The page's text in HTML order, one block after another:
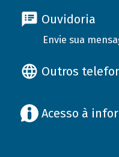
Ouvidoria
Envie sua
Outros
Acesso à